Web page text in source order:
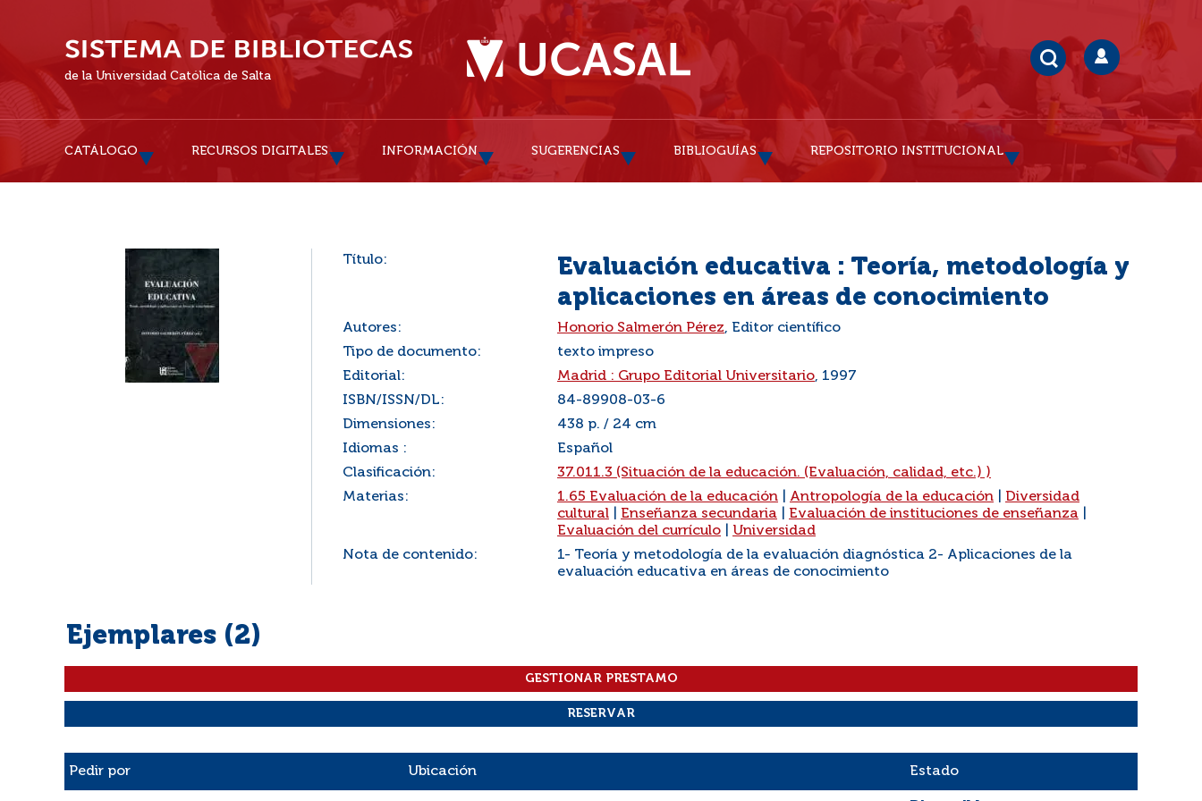
de la Universidad Católica de Salta
CATÁLOGO RECURSOS DIGITALES INFORMACIÓN SUGERENCIAS BIBLIOGUÍAS REPOSITORIO INSTITUCIONAL
Título:
Evaluación educativa : Teoría, metodología y
aplicaciones en áreas de conocimiento
Autores: Honorio Salmerón Pérez, Editor científico
Tipo de documento:
texto impreso
Editorial:
Madrid : Grupo Editorial Universitario, 1997
ISBN/ISSN/DL:
84-89908-03-6
Dimensiones:
438 p. / 24 cm
Idiomas :
Español
Clasificación:
37.011.3 (Situación de la educación. (Evaluación, calidad, etc.) )
Materias:
1.65 Evaluación de la educación Antropología de la educación
Diversidad
cultural
Enseñanza secundaria Evaluación de instituciones de enseñanza
Evaluación del currículo
Universidad
Nota de contenido:
1- Teoría y metodología de la evaluación diagnóstica 2- Aplicaciones de la
evaluación educativa en áreas de conocimiento
Ejemplares (2)
Pedir por Ubicación Estado